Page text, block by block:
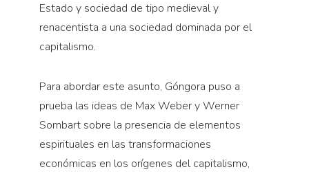
Estado y sociedad de tipo medieval y
renacentista a una sociedad dominada por el
capitalismo.
Para abordar este asunto, Góngora puso a
prueba las ideas de Max Weber y Werner
Sombart sobre la presencia de elementos
espirituales en las transformaciones
económicas en los orígenes del capitalismo,